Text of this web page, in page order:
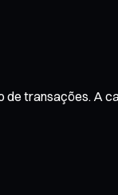
de transações. A